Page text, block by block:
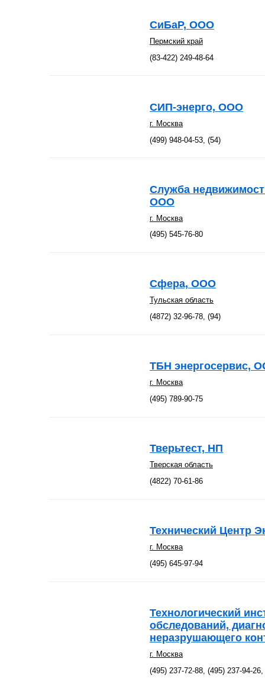
СиБаР, ООО
Пермский край
(83-422) 249-48-64
СИП-энерго, ООО
г. Москва
(499) 948-04-53, (54)
Служба
ООО
г. Москва
(495) 545-76-80
Сфера, ООО
Тульская область
(4872) 32-96-78, (94)
ТБН энергосервис,
г. Москва
(495) 789-90-75
Тверьтест, НП
Тверская область
(4822) 70-61-86
Технический Центр
г. Москва
(495) 645-97-94
Технологический
обследований,
неразрушающего
г. Москва
(495) 237-72-88, (495) 237-94-